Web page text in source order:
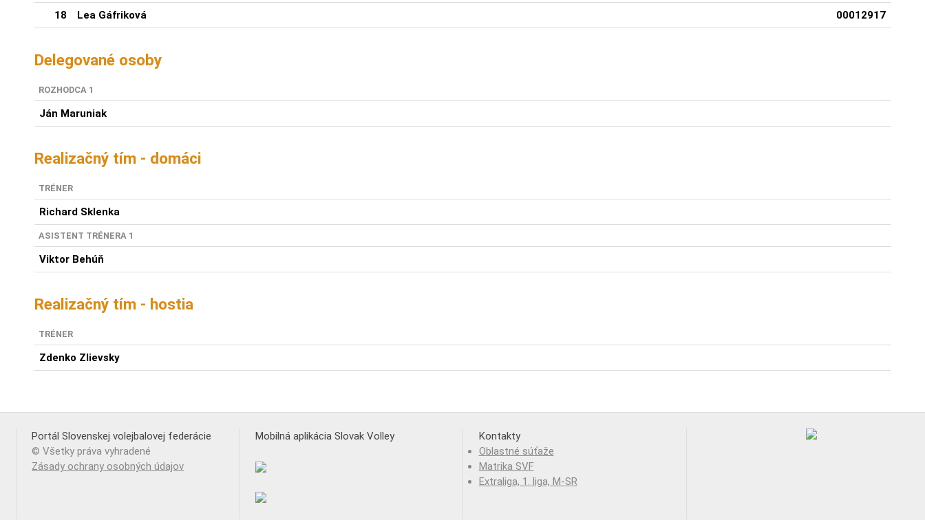
18 Lea Gáfriková 00012917
Delegované osoby
ROZHODCA 1
Ján Maruniak
Realizačný tím - domáci
TRÉNER
Richard Sklenka
ASISTENT TRÉNERA 1
Viktor Behúň
Realizačný tím - hostia
TRÉNER
Zdenko Zlievsky
Portál Slovenskej volejbalovej federácie
© Všetky práva vyhradené
Zásady ochrany osobných údajov
Mobilná aplikácia Slovak Volley
Kontakty
Oblastné súťaže
Matrika SVF
Extraliga, 1. liga, M-SR